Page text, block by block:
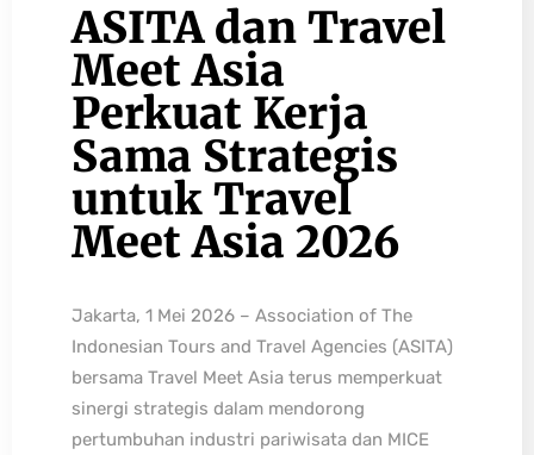
ASITA dan Travel
Meet Asia
Perkuat Kerja
Sama Strategis
untuk Travel
Meet Asia 2026
Jakarta, 1 Mei 2026 – Association of The
Indonesian Tours and Travel Agencies (ASITA)
bersama Travel Meet Asia terus memperkuat
sinergi strategis dalam mendorong
pertumbuhan industri pariwisata dan MICE